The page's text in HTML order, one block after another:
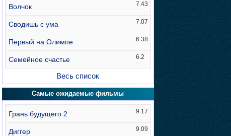
Волчок 7.43
Сводишь с ума 7.07
Первый на Олимпе 6.38
Семейное счастье 6.2
Весь список
Самые ожидаемые фильмы
Грань будущего 2 9.17
Диггер 9.09